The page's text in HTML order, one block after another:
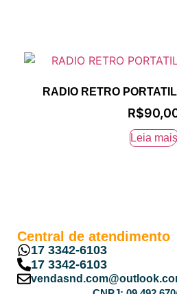
RADIO RETRO
R$
Leia mais
Central de atendimento
17 3342-6103
17 3342-6103